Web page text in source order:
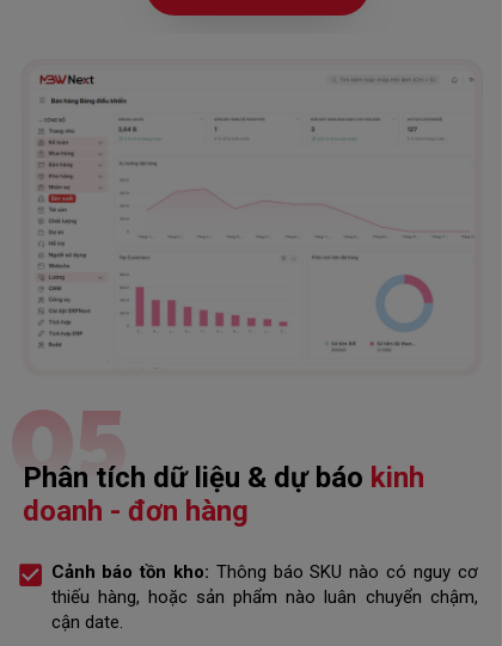
05
Phân tích dữ liệu & dự báo kinh
doanh - đơn hàng
Cảnh báo tồn kho: Thông báo SKU nào có nguy cơ
thiếu hàng, hoặc sản phẩm nào luân chuyển chậm,
cận date.